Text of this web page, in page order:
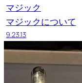
マジック
マジックについて
9.23.13